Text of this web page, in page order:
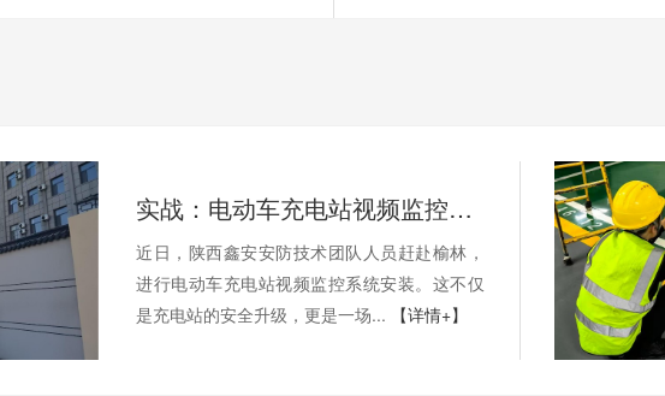
实战：电动车充电站视频监控系统安装进行中，您的场站何时升级？
近日，陕西鑫安安防技术团队人员赶赴榆林，
进行电动车充电站视频监控系统安装。这不仅
是充电站的安全升级，更是一场...
【详情+】